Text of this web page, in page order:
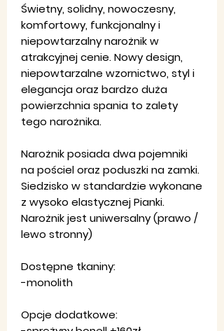
Świetny, solidny, nowoczesny,
komfortowy, funkcjonalny i
niepowtarzalny narożnik w
atrakcyjnej cenie. Nowy design,
niepowtarzalne wzornictwo, styl i
elegancja oraz bardzo duża
powierzchnia spania to zalety
tego narożnika.
Narożnik posiada dwa pojemniki
na pościel oraz poduszki na zamki.
Siedzisko w standardzie wykonane
z wysoko elastycznej Pianki.
Narożnik jest uniwersalny (prawo /
lewo stronny)
Dostępne tkaniny:
-monolith
Opcje dodatkowe: